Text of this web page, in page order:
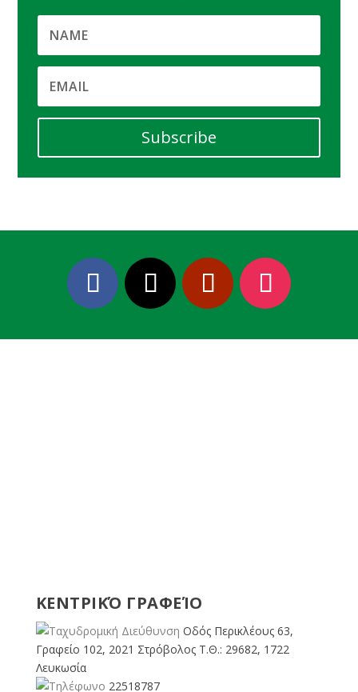
Subscribe
ΚΕΝΤΡΙΚΌ ΓΡΑΦΕΊΟ
Οδός Περικλέους 63,
Γραφείο 102, 2021 Στρόβολος Τ.Θ.: 29682, 1722
Λευκωσία
22518787